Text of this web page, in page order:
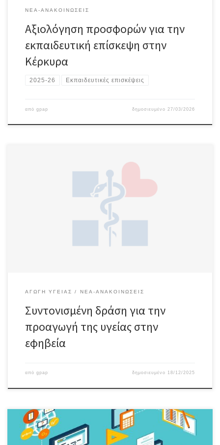
ΝΈΑ-ΑΝΑΚΟΙΝΏΣΕΙΣ
Αξιολόγηση προσφορών για την
εκπαιδευτική επίσκεψη στην
Κέρκυρα
2025-26 Εκπαιδευτικές επισκέψεις
από gpap δημοσιευμένο 27/03/2026
Ενημερωτικό έντυπο γονέα-κηδεμόνα Θα θέλαμε να σας
ενημερώσουμε ότι από τις αρχές του 2024 υλοποιείται σε 25
ευρωπαϊκές χώρες μια μεγάλη κοινή δράση για την πρόληψη
σοβαρών ασθενειών, όπως ο καρκίνος, ο διαβήτης και τα
καρδιαγγειακά νοσήματα. Η δράση αυτή, με την ονομασία Joint
Action Prevent NCD, χρηματοδοτείται από την […]
ΑΓΩΓΉ ΥΓΕΊΑΣ ΝΈΑ-ΑΝΑΚΟΙΝΏΣΕΙΣ
Συντονισμένη δράση για την
προαγωγή της υγείας στην
εφηβεία
από gpap δημοσιευμένο 18/12/2025